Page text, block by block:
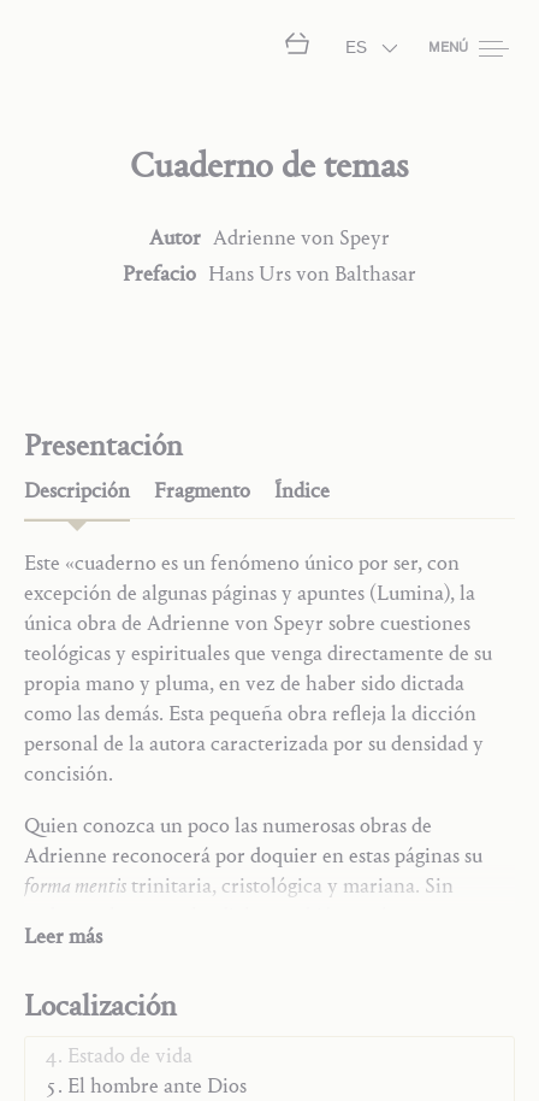
ES MENÚ
Cuaderno de temas
Autor Adrienne von Speyr
Prefacio Hans Ursvon Balthasar
Presentación
Descripción Fragmento Índice
Este «cuaderno es un fenómeno único por ser, con
excepción de algunas páginas y apuntes (Lumina), la
única obra de Adrienne von Speyr sobre cuestiones
teológicas y espirituales que venga directamente de su
propia mano y pluma, en vez de haber sido dictada
como las demás. Esta pequeña obra refleja la dicción
personal de la autora caracterizada por su densidad y
concisión.
Quien conozca un poco las numerosas obras de
Adrienne reconocerá por doquier en estas páginas su
forma mentistrinitaria, cristológica y mariana. Sin
siempre– cosas nuevas. Ya dicte ya escriba, siempre se
Según el Prefacio de Hans Urs von Balthasar
Leer más
Localización
María
Estado de vida
El hombre ante Dios